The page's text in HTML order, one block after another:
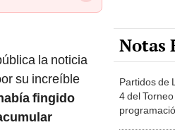
la noticia
su increíble
fingido
Notas
Partidos de
4 del